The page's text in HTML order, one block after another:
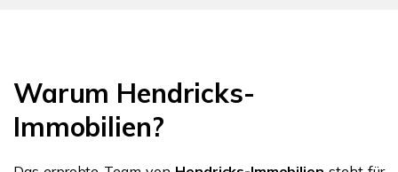
Warum Hendricks-
Immobilien?